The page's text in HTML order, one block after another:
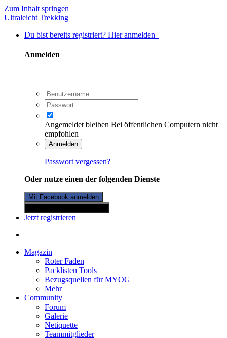
Zum Inhalt springen
Ultraleicht Trekking
Du bist bereits registriert? Hier anmelden
Anmelden
Angemeldet bleiben Bei öffentlichen Computern nicht
empfohlen
Anmelden
Passwort vergessen?
Oder nutze einen der folgenden Dienste
Mit Facebook anmelden
Jetzt registrieren
Magazin
Roter Faden
Packlisten Tools
Bezugsquellen für MYOG
Mehr
Community
Forum
Galerie
Netiquette
Teammitglieder